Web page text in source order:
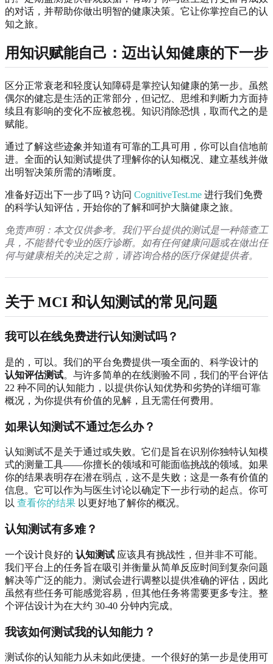
的对话，并帮助你做出明智的健康决策。它让你掌控自己的认
知之旅。
用知识赋能自己：迈出认知健康的下一步
区分正常衰老和轻度认知障碍是掌控认知健康的第一步。虽然
偶尔的健忘是生活的正常部分，但记忆、思维和判断力方面持
续且有影响的变化不应被忽视。知识消除恐惧，取而代之的是
赋能。
通过了解这些迹象并知道有可靠的工具可用，你可以自信地前
进。全面的认知测试提供了理解你的认知概况、建立基线并做
出明智决策所需的清晰度。
准备好迈出下一步了吗？访问 CognitiveTest.me 进行我们免费
的科学认知评估，开始你的了解和呵护大脑健康之旅。
免责声明：本文仅供参考。我们平台提供的测试是一种筛查工
具，不能替代专业的医疗诊断。如有任何健康问题或在做出任
何与健康相关的决定之前，请咨询合格的医疗保健提供者。
关于 MCI 和认知测试的常见问题
我可以在线免费进行认知测试吗？
是的，可以。我们的平台免费提供一项全面的、科学设计的
认知评估测试。与许多简单的在线测验不同，我们的平台评估
22 种不同的认知能力，以提供你认知优势和劣势的详细可靠
概况，为你提供有价值的见解，且无需任何费用。
如果认知测试不通过怎么办？
认知测试不是关于通过或失败。它们是旨在识别你独特认知模
式的测量工具——你擅长的领域和可能面临挑战的领域。如果
你的结果表明存在潜在弱点，这不是失败；这是一条有价值的
信息。它可以作为与医生讨论以确定下一步行动的起点。你可
以 查看你的结果 以更好地了解你的概况。
认知测试有多难？
一个设计良好的 认知测试 应该具有挑战性，但并非不可能。
我们平台上的任务旨在吸引并衡量从简单反应时间到复杂问题
解决等广泛的能力。测试会进行调整以提供准确的评估，因此
虽然有些任务可能感觉容易，但其他任务将需要更多专注。整
个评估设计为在大约 30-40 分钟内完成。
我该如何测试我的认知能力？
测试你的认知能力从未如此便捷。一个很好的第一步是使用可